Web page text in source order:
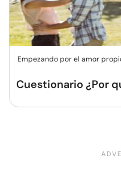
Empezando por el amor
Cuestionario ¿Por